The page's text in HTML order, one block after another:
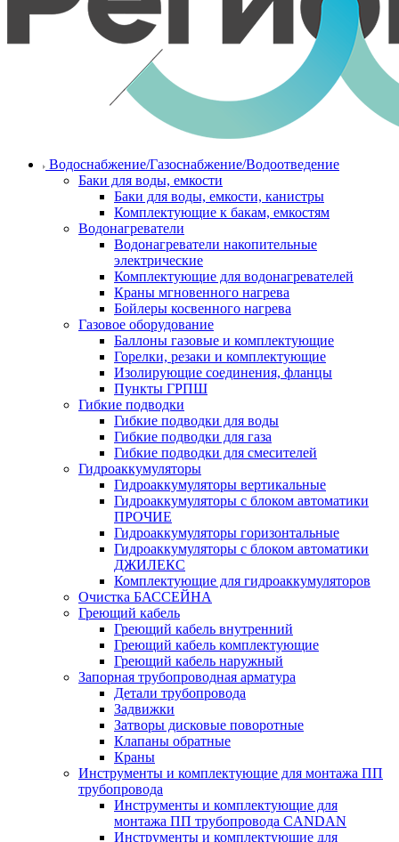
Водоснабжение/Газоснабжение/Водоотведение
Баки для воды, емкости
Баки для воды, емкости, канистры
Комплектующие к бакам, емкостям
Водонагреватели
Водонагреватели накопительные
электрические
Комплектующие для водонагревателей
Краны мгновенного нагрева
Бойлеры косвенного нагрева
Газовое оборудование
Баллоны газовые и комплектующие
Горелки, резаки и комплектующие
Изолирующие соединения, фланцы
Пункты ГРПШ
Гибкие подводки
Гибкие подводки для воды
Гибкие подводки для газа
Гибкие подводки для смесителей
Гидроаккумуляторы
Гидроаккумуляторы вертикальные
Гидроаккумуляторы с блоком автоматики
ПРОЧИЕ
Гидроаккумуляторы горизонтальные
Гидроаккумуляторы с блоком автоматики
ДЖИЛЕКС
Комплектующие для гидроаккумуляторов
Очистка БАССЕЙНА
Греющий кабель
Греющий кабель внутренний
Греющий кабель комплектующие
Греющий кабель наружный
Запорная трубопроводная арматура
Детали трубопровода
Задвижки
Затворы дисковые поворотные
Клапаны обратные
Краны
Инструменты и комплектующие для монтажа ПП
трубопровода
Инструменты и комплектующие для
монтажа ПП трубопровода CANDAN
Инструменты и комплектующие для